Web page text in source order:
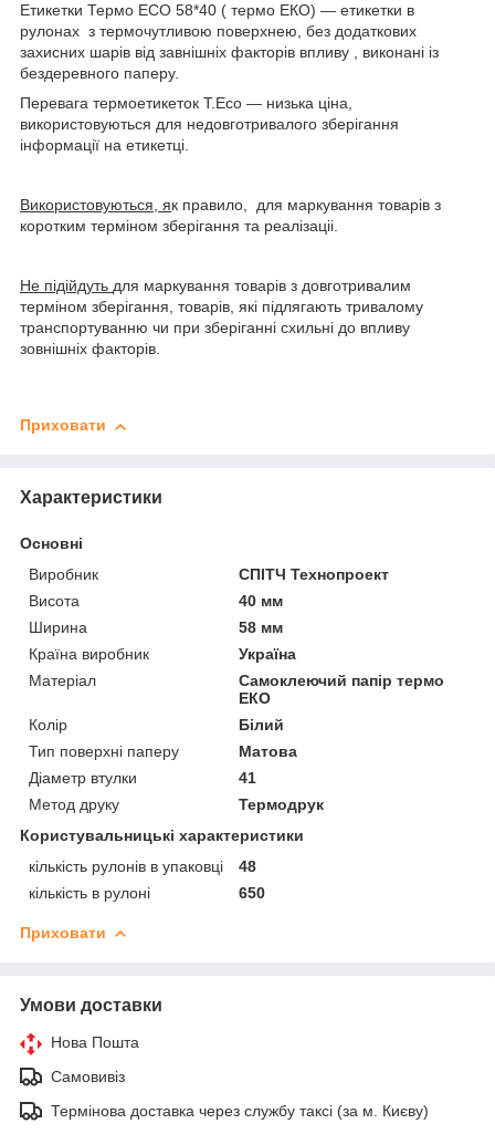
Етикетки Термо ECO 58*40 ( термо ЕКО) ― етикетки в
рулонах з термочутливою поверхнею, без додаткових
захисних шарів від завнішніх факторів впливу , виконані із
бездеревного паперу.
Перевага термоетикеток Т.Есо ― низька ціна,
використовуються для недовготривалого зберігання
інформації на етикетці.
Використовуються, як правило, для маркування товарів з
коротким терміном зберігання та реалізаціі.
Не підійдуть для маркування товарів з довготривалим
терміном зберігання, товарів, які підлягають тривалому
транспортуванню чи при зберіганні схильні до впливу
зовнішніх факторів.
Приховати
Характеристики
Основні
Виробник
СПІТЧ Технопроект
Висота
40 мм
Ширина
58 мм
Країна виробник
Україна
Матеріал
Самоклеючий папір термо
ЕКО
Колір
Білий
Тип поверхні паперу
Матова
Діаметр втулки
41
Метод друку
Термодрук
Користувальницькі характеристики
кількість рулонів в упаковці
48
кількість в рулоні
650
Приховати
Умови доставки
Нова Пошта
Самовивіз
Термінова доставка через службу таксі (за м. Києву)